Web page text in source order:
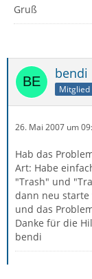
Gruß
bendi
Mitglied
26. Mai 2007 um
Hab das
Art: Habe
"Trash" und
dann neu starte
und das
Danke für die
bendi